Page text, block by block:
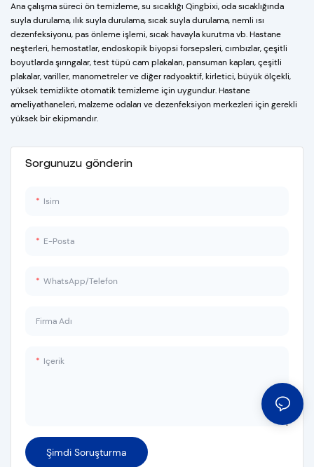
Sorgunuzu gönderin
Isim
E-Posta
WhatsApp/Telefon
Firma Adı
Içerik
Şimdi Soruşturma
Ana çalışma süreci ön temizleme, su sıcaklığı Qingbixi, oda sıcaklığında
suyla durulama, ılık suyla durulama, sıcak suyla durulama, nemli ısı
dezenfeksiyonu, pas önleme işlemi, sıcak havayla kurutma vb. Hastane
neşterleri, hemostatlar, endoskopik biyopsi forsepsleri, cımbızlar, çeşitli
boyutlarda şırıngalar, test tüpü cam plakaları, pansuman kapları, çeşitli
plakalar, variller, manometreler ve diğer radyoaktif, kirletici, büyük ölçekli,
yüksek temizlikte otomatik temizleme için uygundur. Hastane
ameliyathaneleri, malzeme odaları ve dezenfeksiyon merkezleri için gerekli
yüksek bir ekipmandır.